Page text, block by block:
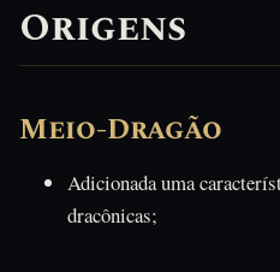
Origens
Meio-Dragão
Adicionada uma
dracônicas;